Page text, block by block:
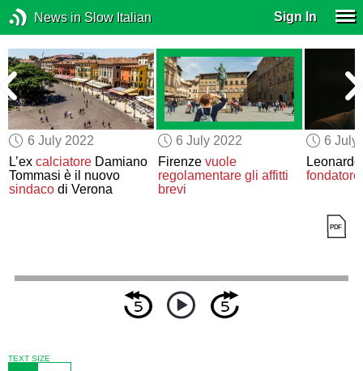
News in Slow Italian Sign In
6 July 2022
L’excalciatore Damiano
Tommasi è il nuovo
sindaco di Verona
6 July 2022
Firenze vuole
regolamentare gli affitti
brevi
6 July
fondatore
TEXT SIZE